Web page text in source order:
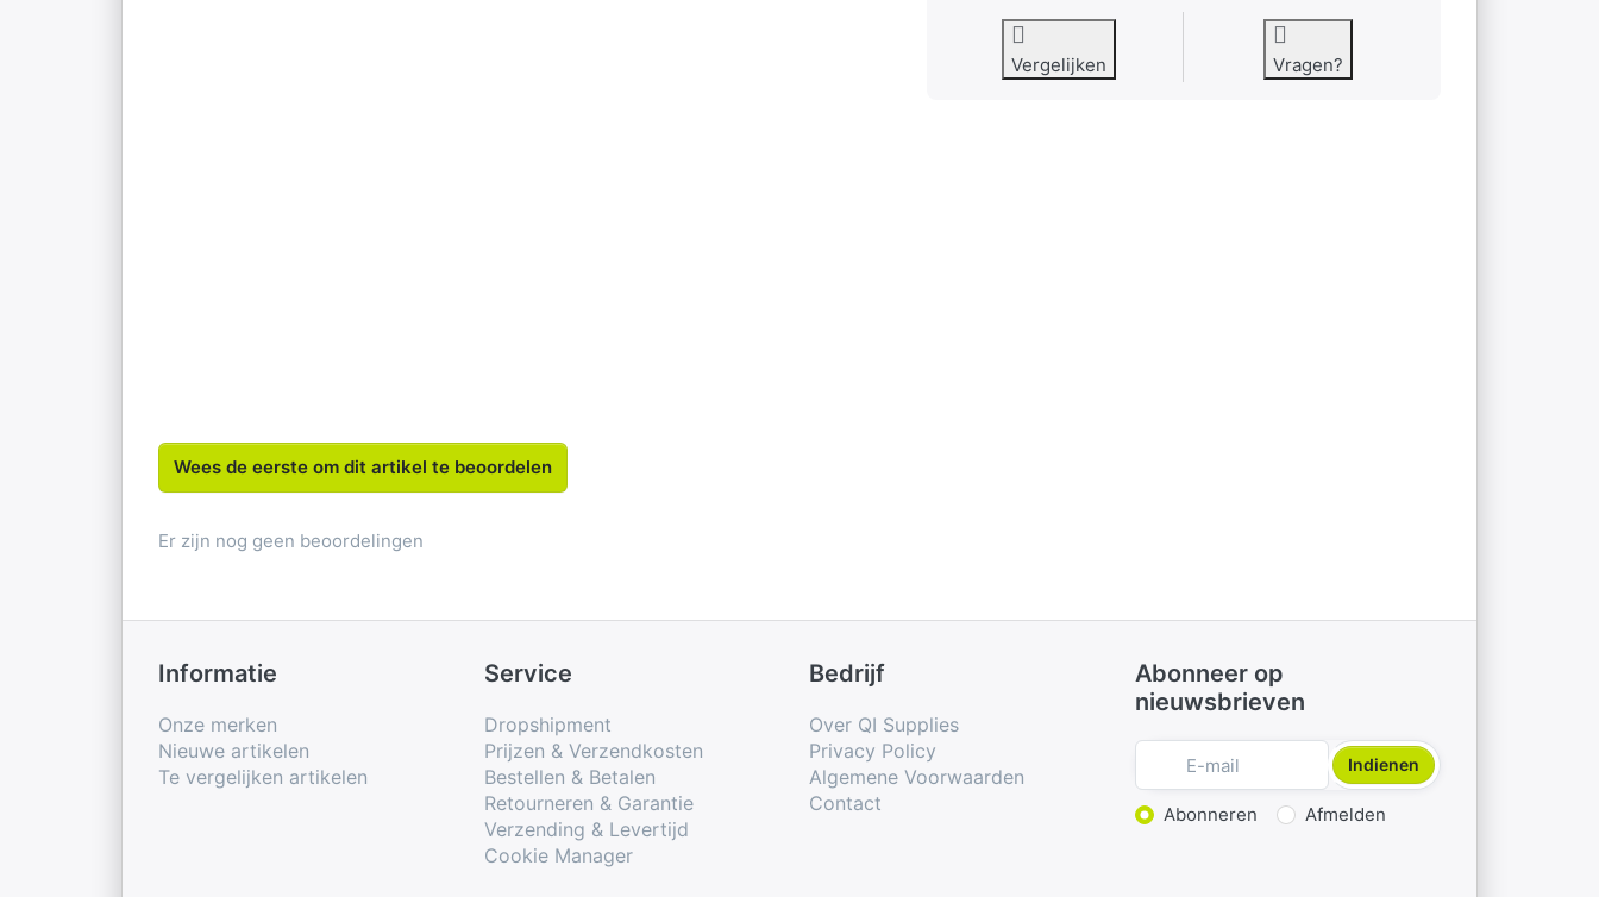
Vergelijken Vragen?
Wees de eerste om dit artikel te beoordelen
Er zijn nog geen beoordelingen
Informatie
Onze merken
Nieuwe artikelen
Te vergelijken artikelen
Service
Dropshipment
Prijzen & Verzendkosten
Bestellen & Betalen
Retourneren & Garantie
Verzending & Levertijd
Cookie Manager
Bedrijf
Over QI Supplies
Privacy Policy
Algemene Voorwaarden
Contact
Abonneer op
nieuwsbrieven
Indienen
Actie kiezen
Abonneren Afmelden